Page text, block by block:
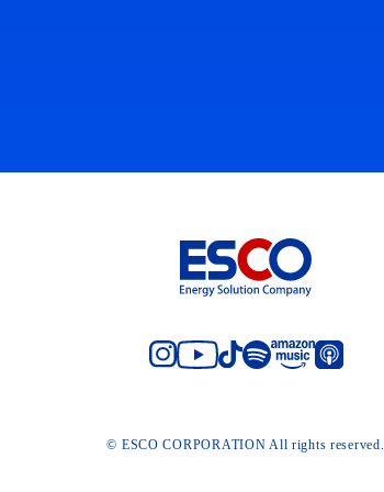
© ESCO CORPORATION All rights reserved.